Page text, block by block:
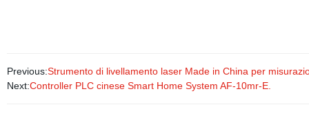
Previous:Strumento di livellamento laser Made in China per
Next:Controller PLC cinese Smart Home System AF-10mr-E.